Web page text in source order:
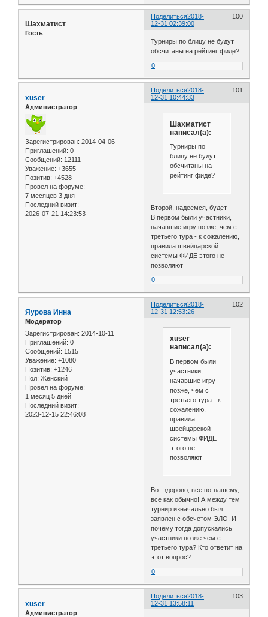
Поделиться 100
2018-
12-31 02:39:00
Шахматист
Гость
Турниры по блицу не будут
обсчитаны на рейтинг фиде?
0
Поделиться 101
2018-
12-31 10:44:33
xuser
Администратор
Зарегистрирован: 2014-04-06
Приглашений: 0
Сообщений: 12111
Уважение: +3655
Позитив: +4528
Провел на форуме:
7 месяцев 3 дня
Последний визит:
2026-07-21 14:23:53
Шахматист
написал(а):
Турниры по
блицу не будут
обсчитаны на
рейтинг фиде?
Второй, надеемся, будет
В первом были участники,
начавшие игру позже, чем с
третьего тура - к сожалению,
правила швейцарской
системы ФИДЕ этого не
позволяют
0
Поделиться 102
2018-
12-31 12:53:26
Яурова Инна
Модератор
Зарегистрирован: 2014-10-11
Приглашений: 0
Сообщений: 1515
Уважение: +1080
Позитив: +1246
Пол: Женский
Провел на форуме:
1 месяц 5 дней
Последний визит:
2023-12-15 22:46:08
xuser
написал(а):
В первом были
участники,
начавшие игру
позже, чем с
третьего тура - к
сожалению,
правила
швейцарской
системы ФИДЕ
этого не
позволяют
Вот здорово, все по-нашему,
все как обычно! А между тем
турнир изначально был
заявлен с обсчетом ЭЛО. И
почему тогда допускались
участники позже чем с
третьего тура? Кто ответит на
этот вопрос?
0
Поделиться 103
2018-
12-31 13:58:11
xuser
Администратор